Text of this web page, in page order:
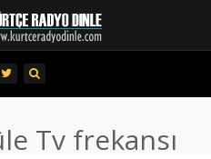
Tv frekansı